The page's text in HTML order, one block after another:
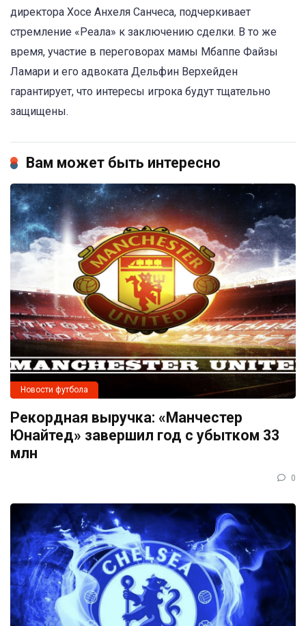
директора Хосе Анхеля Санчеса, подчеркивает
стремление «Реала» к заключению сделки. В то же
время, участие в переговорах мамы Мбаппе Файзы
Ламари и его адвоката Дельфин Верхейден
гарантирует, что интересы игрока будут тщательно
защищены.
Вам может быть интересно
Новости футбола
Рекордная выручка: «Манчестер
Юнайтед» завершил год с убытком 33
млн
0